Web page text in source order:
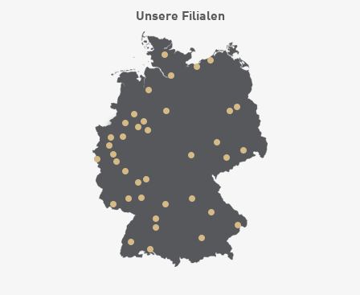
Unsere Filialen